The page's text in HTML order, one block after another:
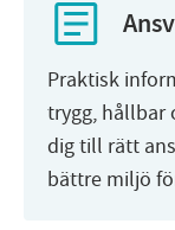
Praktisk
trygg, hållbar
dig till rätt
bättre miljö